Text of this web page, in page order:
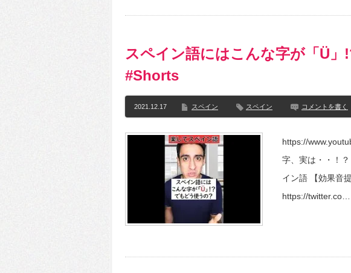
スペイン語にはこんな字が「Ü
#Shorts
2021.12.17 スペイン スペイン コメントを書く
https://
字、実は・・！
イン語 【効果音
https://twitter.co…